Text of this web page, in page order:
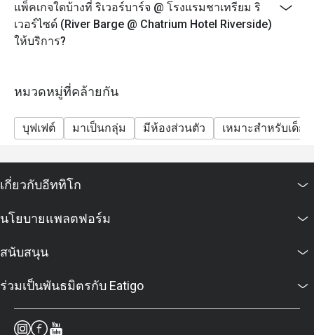
แพ็คเกจใดบ้างที่ ริเวอร์บาร์จ @ โรงแรมชาเทรียม ริ
เวอร์ไซด์ (River Barge @ Chatrium Hotel Riverside)
ให้บริการ?
หมวดหมู่ที่คล้ายกัน
บุฟเฟต์ มาเป็นกลุ่ม มีห้องส่วนตัว เหมาะสำหรับเด็ก
เกี่ยวกับอีททิโก
นโยบายแพลตฟอร์ม
สนับสนุน
ร่วมเป็นพันธมิตรกับ Eatigo